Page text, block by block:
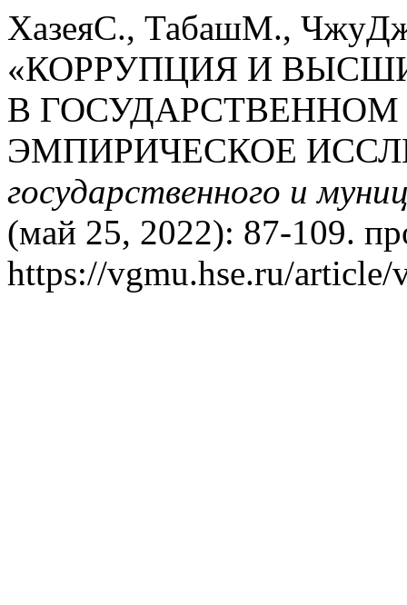
ХазеяС., ТабашМ.,
«КОРРУПЦИЯ И
В
ЭМПИРИЧЕСКОЕ
государственного и
(май 25, 2022): 87-109.
https://vgmu.hse.ru/article/